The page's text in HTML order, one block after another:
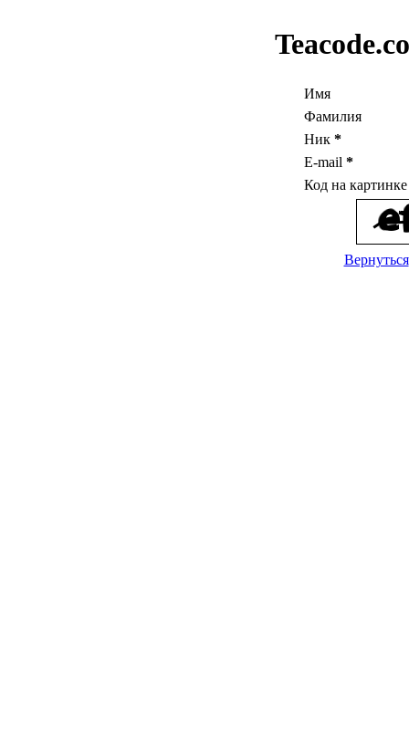
Имя
Фамилия
Ник *
E-mail *
Код на
Вернуться